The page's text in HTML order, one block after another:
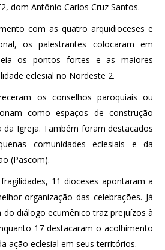
dom Antônio Carlos Cruz Santos.
com as quatro arquidioceses e
os palestrantes colocaram em
os pontos fortes e as maiores
eclesial no Nordeste 2.
os conselhos paroquiais ou
como espaços de construção
Igreja. Também foram destacados
comunidades eclesiais e da
(Pascom).
11 dioceses apontaram a
organização das celebrações. Já
do diálogo ecumênico traz prejuízos à
17 destacaram o acolhimento
ação eclesial em seus territórios.